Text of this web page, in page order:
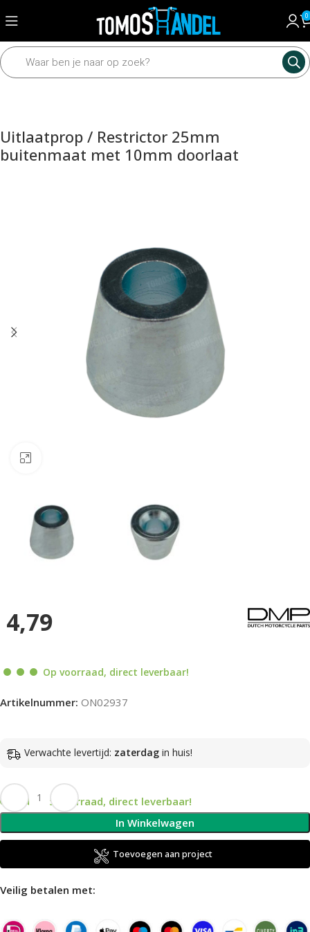
0
Home Motordelen Uitlaat Uitlaat toebehoren
Uitlaatprop / Restrictor 25mm
buitenmaat met 10mm doorlaat
4,79
Op voorraad, direct leverbaar!
Artikelnummer: ON02937
Verwachte levertijd: zaterdag in huis!
Op voorraad, direct leverbaar!
In Winkelwagen
Toevoegen aan project
Veilig betalen met: